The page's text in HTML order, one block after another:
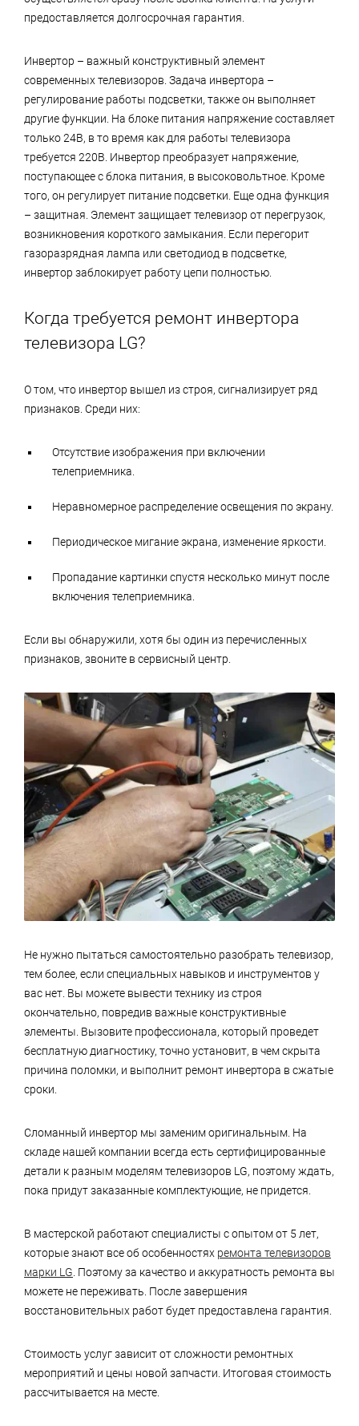
предоставляется долгосрочная гарантия.
Инвертор – важный конструктивный элемент
современных телевизоров. Задача инвертора –
регулирование работы подсветки, также он выполняет
другие функции. На блоке питания напряжение составляет
только 24В, в то время как для работы телевизора
требуется 220В. Инвертор преобразует напряжение,
поступающее с блока питания, в высоковольтное. Кроме
того, он регулирует питание подсветки. Еще одна функция
– защитная. Элемент защищает телевизор от перегрузок,
возникновения короткого замыкания. Если перегорит
газоразрядная лампа или светодиод в подсветке,
инвертор заблокирует работу цепи полностью.
Когда требуется ремонт инвертора
телевизора LG?
О том, что инвертор вышел из строя, сигнализирует ряд
признаков. Среди них:
Отсутствие изображения при включении
телеприемника.
Неравномерное распределение освещения по экрану.
Периодическое мигание экрана, изменение яркости.
Пропадание картинки спустя несколько минут после
включения телеприемника.
Если вы обнаружили, хотя бы один из перечисленных
признаков, звоните в сервисный центр.
Не нужно пытаться самостоятельно разобрать телевизор,
тем более, если специальных навыков и инструментов у
вас нет. Вы можете вывести технику из строя
окончательно, повредив важные конструктивные
элементы. Вызовите профессионала, который проведет
бесплатную диагностику, точно установит, в чем скрыта
причина поломки, и выполнит ремонт инвертора в сжатые
сроки.
Сломанный инвертор мы заменим оригинальным. На
складе нашей компании всегда есть сертифицированные
детали к разным моделям телевизоров LG, поэтому ждать,
пока придут заказанные комплектующие, не придется.
В мастерской работают специалисты с опытом от 5 лет,
которые знают все об особенностях ремонта телевизоров
марки LG . Поэтому за качество и аккуратность ремонта вы
можете не переживать. После завершения
восстановительных работ будет предоставлена гарантия.
Стоимость услуг зависит от сложности ремонтных
мероприятий и цены новой запчасти. Итоговая стоимость
рассчитывается на месте.